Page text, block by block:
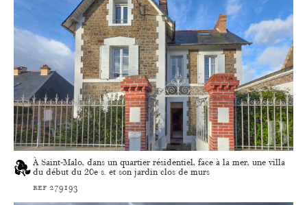
À Saint-Malo, dans un quartier résidentiel, face à la mer, une villa
du début du 20e s. et son jardin clos de murs
ref 279193